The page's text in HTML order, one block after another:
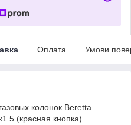
Оплата Умови
колонок Beretta
(красная кнопка)